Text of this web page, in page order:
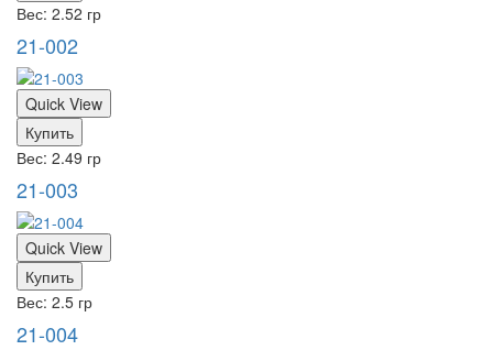
Вес: 2.52 гр
21-002
Quick View
Купить
Вес: 2.49 гр
21-003
Quick View
Купить
Вес: 2.5 гр
21-004